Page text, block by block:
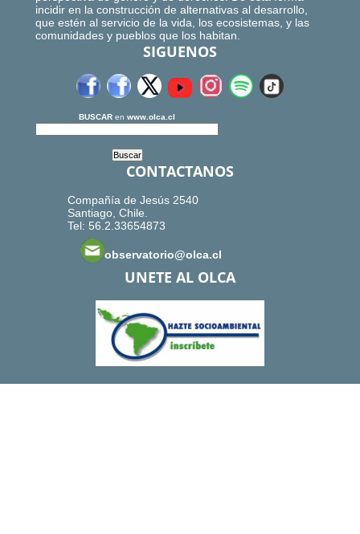
incidir en la construcción de alternativas al desarrollo,
que estén al servicio de la vida, los ecosistemas, y las
comunidades y pueblos que los habitan.
SIGUENOS
BUSCAR en www.olca.cl
CONTACTANOS
Compañía de Jesús 2540
Santiago, Chile.
Tel: 56.2.33654873
observatorio@olca.cl
UNETE AL OLCA